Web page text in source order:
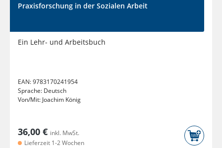
Praxisforschung in der Sozialen Arbeit
Ein Lehr- und Arbeitsbuch
EAN:9783170241954
Sprache: Deutsch
Von/Mit: Joachim König
36,00 € inkl. MwSt.
Lieferzeit 1-2 Wochen